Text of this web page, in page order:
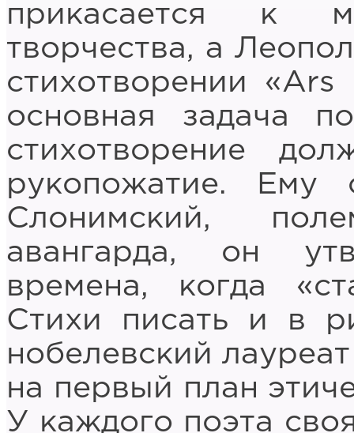
прикасается к
творчества, а
стихотворении
основная задача
стихотворение
рукопожатие. Ему
Слонимский,
авангарда, он
времена, когда
Стихи писать и в
нобелевский
на первый план
У каждого поэта